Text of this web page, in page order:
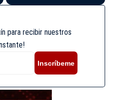
para recibir nuestros
Inscríbeme